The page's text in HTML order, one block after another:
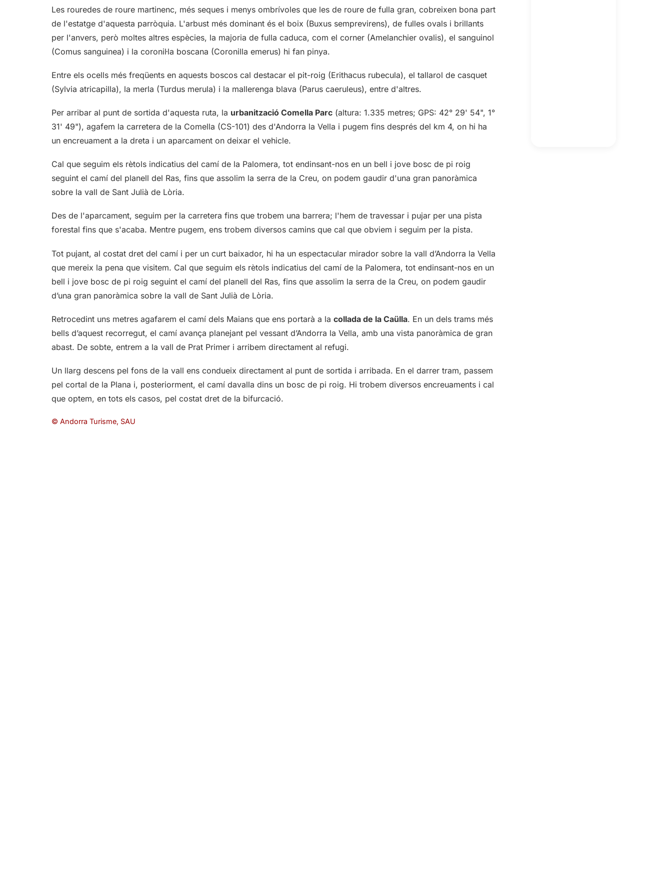
Les rouredes de roure martinenc, més seques i menys ombrívoles que les de roure de fulla gran, cobreixen bona part
de l'estatge d'aquesta parròquia. L'arbust més dominant és el boix (Buxus semprevirens), de fulles ovals i brillants
per l'anvers, però moltes altres espècies, la majoria de fulla caduca, com el corner (Amelanchier ovalis), el sanguinol
(Comus sanguinea) i la coronil·la boscana (Coronilla emerus) hi fan pinya.
Entre els ocells més freqüents en aquests boscos cal destacar el pit-roig (Erithacus rubecula), el tallarol de casquet
(Sylvia atricapilla), la merla (Turdus merula) i la mallerenga blava (Parus caeruleus), entre d'altres.
Per arribar al punt de sortida d'aquesta ruta, la urbanització Comella Parc (altura: 1.335 metres; GPS: 42° 29' 54", 1°
31' 49"), agafem la carretera de la Comella (CS-101) des d'Andorra la Vella i pugem fins després del km 4, on hi ha
un encreuament a la dreta i un aparcament on deixar el vehicle.
Cal que seguim els rètols indicatius del camí de la Palomera, tot endinsant-nos en un bell i jove bosc de pi roig
seguint el camí del planell del Ras, fins que assolim la serra de la Creu, on podem gaudir d'una gran panoràmica
sobre la vall de Sant Julià de Lòria.
Des de l'aparcament, seguim per la carretera fins que trobem una barrera; l'hem de travessar i pujar per una pista
forestal fins que s'acaba. Mentre pugem, ens trobem diversos camins que cal que obviem i seguim per la pista.
Tot pujant, al costat dret del camí i per un curt baixador, hi ha un espectacular mirador sobre la vall d’Andorra la Vella
que mereix la pena que visitem. Cal que seguim els rètols indicatius del camí de la Palomera, tot endinsant-nos en un
bell i jove bosc de pi roig seguint el camí del planell del Ras, fins que assolim la serra de la Creu, on podem gaudir
d’una gran panoràmica sobre la vall de Sant Julià de Lòria.
Retrocedint uns metres agafarem el camí dels Maians que ens portarà a la collada de la Caülla. En un dels trams més
bells d’aquest recorregut, el camí avança planejant pel vessant d’Andorra la Vella, amb una vista panoràmica de gran
abast. De sobte, entrem a la vall de Prat Primer i arribem directament al refugi.
Un llarg descens pel fons de la vall ens condueix directament al punt de sortida i arribada. En el darrer tram, passem
pel cortal de la Plana i, posteriorment, el camí davalla dins un bosc de pi roig. Hi trobem diversos encreuaments i cal
que optem, en tots els casos, pel costat dret de la bifurcació.
© Andorra Turisme, SAU